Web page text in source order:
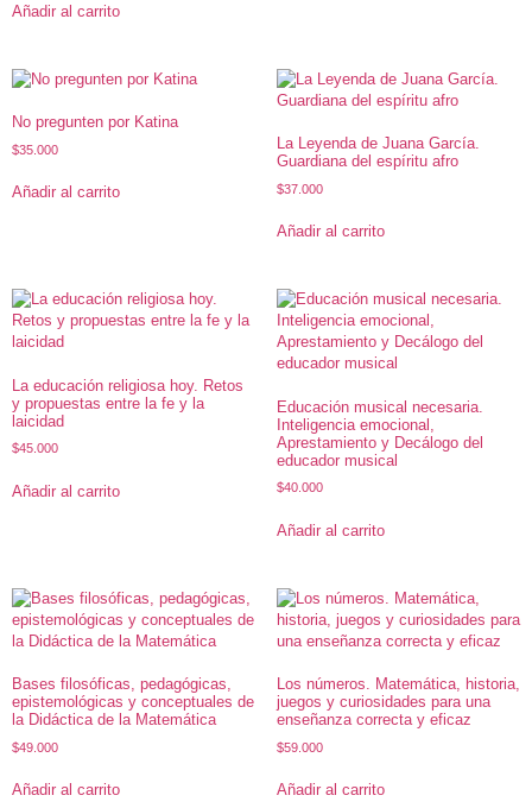
Añadir al carrito
No pregunten por Katina
$35.000
Añadir al carrito
La Leyenda de Juana García.
Guardiana del espíritu afro
$37.000
Añadir al carrito
La educación religiosa hoy. Retos
y propuestas entre la fe y la
laicidad
$45.000
Añadir al carrito
Educación musical necesaria.
Inteligencia emocional,
Aprestamiento y Decálogo del
educador musical
$40.000
Añadir al carrito
Bases filosóficas, pedagógicas,
epistemológicas y conceptuales de
la Didáctica de la Matemática
$49.000
Añadir al carrito
Los números. Matemática, historia,
juegos y curiosidades para una
enseñanza correcta y eficaz
$59.000
Añadir al carrito